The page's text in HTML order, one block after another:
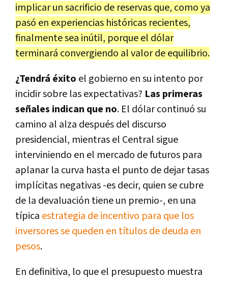
implicar un sacrificio de reservas que, como ya
pasó en experiencias históricas recientes,
finalmente sea inútil, porque el dólar
terminará convergiendo al valor de equilibrio.
¿Tendrá éxito el gobierno en su intento por
incidir sobre las expectativas? Las primeras
señales indican que no. El dólar continuó su
camino al alza después del discurso
presidencial, mientras el Central sigue
interviniendo en el mercado de futuros para
aplanar la curva hasta el punto de dejar tasas
implícitas negativas -es decir, quien se cubre
de la devaluación tiene un premio-, en una
típica estrategia de incentivo para que los
inversores se queden en títulos de deuda en
pesos.
En definitiva, lo que el presupuesto muestra